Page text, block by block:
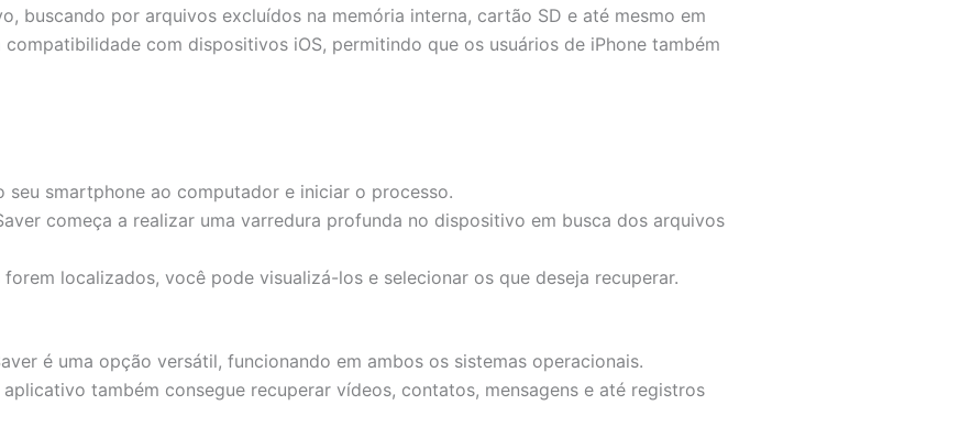
buscando por arquivos excluídos na memória interna, cartão SD e até mesmo em
com dispositivos iOS, permitindo que os usuários de iPhone também
seu smartphone ao computador e iniciar o processo.
começa a realizar uma varredura profunda no dispositivo em busca dos arquivos
localizados, você pode visualizá-los e selecionar os que deseja recuperar.
é uma opção versátil, funcionando em ambos os sistemas operacionais.
também consegue recuperar vídeos, contatos, mensagens e até registros